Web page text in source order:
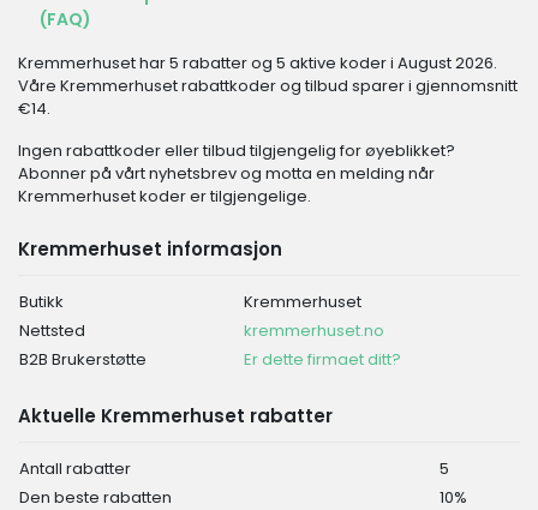
(FAQ)
Kremmerhuset har 5 rabatter og 5 aktive koder i August 2026.
Våre Kremmerhuset rabattkoder og tilbud sparer i gjennomsnitt
€14.
Ingen rabattkoder eller tilbud tilgjengelig for øyeblikket?
Abonner på vårt nyhetsbrev og motta en melding når
Kremmerhuset koder er tilgjengelige.
Kremmerhuset informasjon
Butikk
Kremmerhuset
Nettsted
kremmerhuset.no
B2B Brukerstøtte
Er dette firmaet ditt?
Aktuelle Kremmerhuset rabatter
Antall rabatter
5
Den beste rabatten
10%